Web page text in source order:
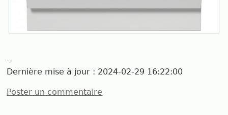
--
Dernière mise à jour : 2024-02-29 16:22:00
Poster un commentaire